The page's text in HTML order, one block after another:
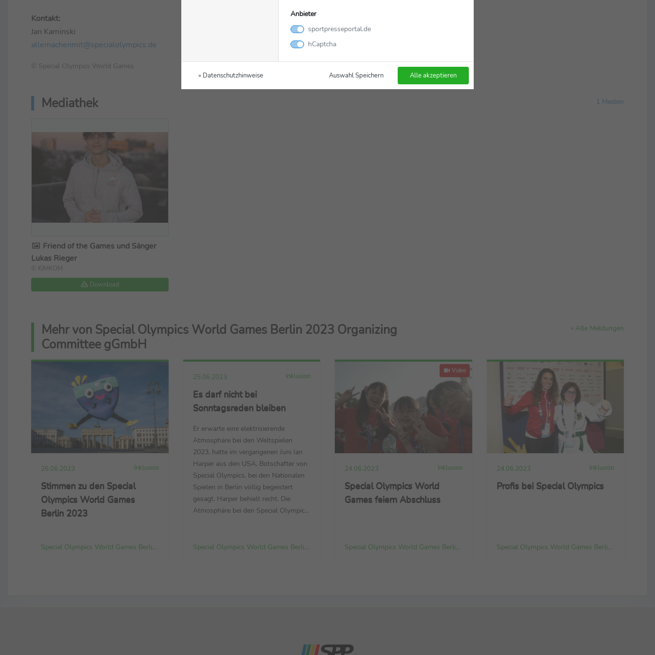
Kontakt:
Jan Kaminski
allemachenmit@specialolympics.de
© Special Olympics World Games
Mediathek 1 Medien
Friend of the Games und Sänger
Lukas Rieger
© KIMKOM
Download
Mehr von Special Olympics World Games Berlin 2023 Organizing
Committee gGmbH
» Alle Meldungen
26.06.2023 Inklusion
Stimmen zu den Special
Olympics World Games
Berlin 2023
Special Olympics World Games Berlin 2023 Organizing Committee gGmbH
25.06.2023 Inklusion
Es darf nicht bei
Sonntagsreden bleiben
Er erwarte eine elektrisierende
Atmosphäre bei den Weltspielen
2023, hatte im vergangenen Juni Ian
Harper aus den USA, Botschafter von
Special Olympics, bei den Nationalen
Spielen in Berlin völlig begeistert
gesagt. Harper behielt recht. Die
Atmosphäre bei den Special Olympics
Tage boten alles an Emotionen, was Special Olympics World Games Berlin 2023 Organizing Committee gGmbH
Video
24.06.2023 Inklusion
Special Olympics World
Games feiern Abschluss
Special Olympics World Games Berlin 2023 Organizing Committee gGmbH
24.06.2023 Inklusion
Profis bei Special Olympics
Special Olympics World Games Berlin 2023 Organizing Committee gGmbH
Anbieter
sportpresseportal.de
hCaptcha
» Datenschutzhinweise Auswahl Speichern Alle akzeptieren